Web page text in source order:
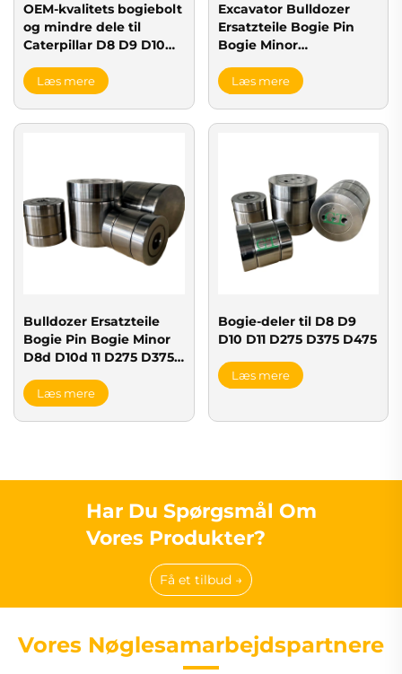
OEM-kvalitets bogiebolt
og mindre dele til
Caterpillar D8 D9 D10
D375 Bulldozers
Læs mere
Excavator Bulldozer
Ersatzteile Bogie Pin
Bogie Minor
Bogie Patrone Pin
Montage 7t8555
Læs mere
Bulldozer Ersatzteile
Bogie Pin Bogie Minor
D8d D10d 11 D275 D375
Montage 7t8555
Læs mere
Bogie-deler til D8 D9
D10 D11 D275 D375 D475
Læs mere
Har Du Spørgsmål Om
Vores Produkter?
Få et tilbud →
Vores Nøglesamarbejdspartnere